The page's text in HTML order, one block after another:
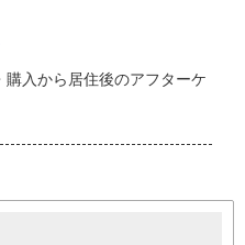
入から居住後のアフターケ